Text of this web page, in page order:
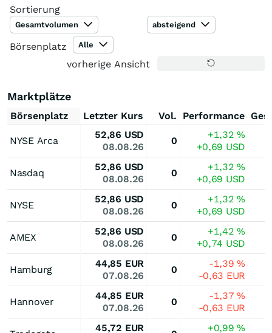
Sortierung
Gesamtvolumen absteigend
Börsenplatz Alle
vorherige Ansicht
Marktplätze
Börsenplatz Letzter Kurs Vol. Performance
NYSE Arca
52,86 USD
08.08.26
0
+1,32%
+0,69 USD
Nasdaq
52,86 USD
08.08.26
0
+1,32%
+0,69 USD
NYSE
52,86 USD
08.08.26
0
+1,32%
+0,69 USD
AMEX
52,86 USD
08.08.26
0
+1,42%
+0,74 USD
Hamburg
44,85 EUR
07.08.26
0
-1,39%
-0,63 EUR
Hannover
44,85 EUR
07.08.26
0
-1,37%
-0,63 EUR
45,72 EUR +0,99%